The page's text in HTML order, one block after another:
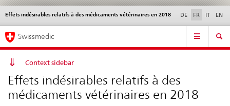
Navigation
directe:
actualités,
bases
juridiques,
contact
Actualités & Mises à
normes
Contact | Support &
aide
Effets indésirables relatifs à des médicaments vétérinaires en 2018 DE FR IT EN
Service
Navigation
Swissmedic
Context sidebar
Effets indésirables relatifs à des
médicaments vétérinaires en 2018